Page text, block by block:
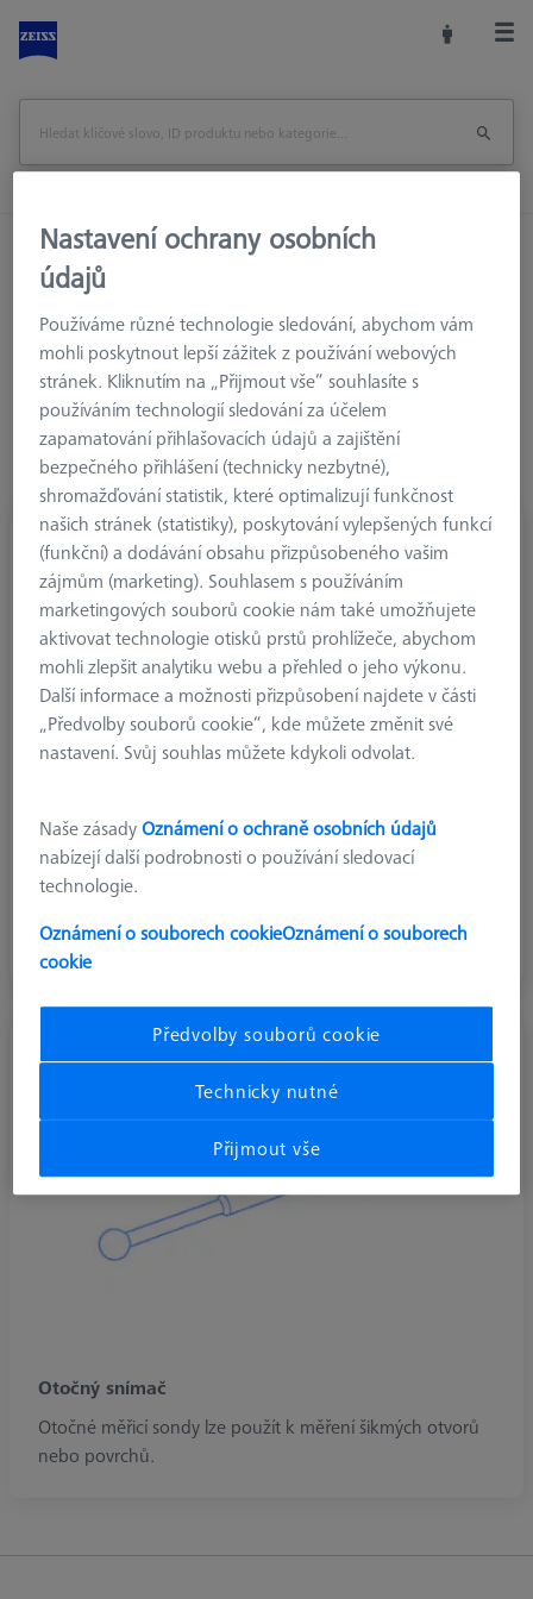
Domů Konfigurace snímačů Snímače
Bez závitu
Snímače bez závitů se používají k měření i těch nejmenších
charakteristik součástí. Jsou upevněny v držáku snímače nebo
spojovacím prvku.
Snímač přímý
standardní měřicí úlohy.
Otočný snímač
Otočné měřicí sondy lze použít k měření šikmých otvorů
nebo povrchů.
Nastavení ochrany osobních
údajů
Používáme různé technologie sledování, abychom vám
mohli poskytnout lepší zážitek z používání webových
stránek. Kliknutím na „Přijmout vše“ souhlasíte s
používáním technologií sledování za účelem
zapamatování přihlašovacích údajů a zajištění
bezpečného přihlášení (technicky nezbytné),
shromažďování statistik, které optimalizují funkčnost
našich stránek (statistiky), poskytování vylepšených funkcí
(funkční) a dodávání obsahu přizpůsobeného vašim
zájmům (marketing). Souhlasem s používáním
marketingových souborů cookie nám také umožňujete
aktivovat technologie otisků prstů prohlížeče, abychom
mohli zlepšit analytiku webu a přehled o jeho výkonu.
Další informace a možnosti přizpůsobení najdete v části
„Předvolby souborů cookie“, kde můžete změnit své
nastavení. Svůj souhlas můžete kdykoli odvolat.
Naše zásadyOznámení o ochraně osobních údajů
nabízejí další podrobnosti o používání sledovací
technologie.
Oznámení o souborech cookieOznámení o souborech
cookie
Předvolby souborů cookie
Technicky nutné
Přijmout vše